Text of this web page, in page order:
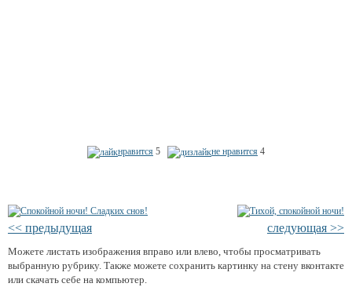
нравится 5 не нравится 4
<< предыдущая следующая >>
Можете листать изображения вправо или влево, чтобы просматривать
выбранную рубрику. Также можете сохранить картинку на стену вконтакте
или скачать себе на компьютер.